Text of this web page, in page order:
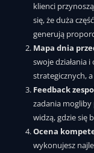
klienci
się, że duża
generują
Mapa dnia
swoje działania
strategicznych,
Feedback
zadania mogliby
widzą, gdzie się
Ocena
wykonujesz